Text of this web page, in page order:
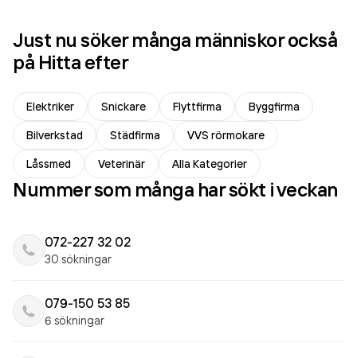
Just nu söker många människor också
på Hitta efter
Elektriker Snickare Flyttfirma
Byggfirma
Bilverkstad
Städfirma
VVS rörmokare
Låssmed
Veterinär Alla Kategorier
Nummer som många har sökt i veckan
072-227 32 02
30 sökningar
079-150 53 85
6 sökningar